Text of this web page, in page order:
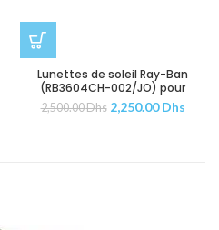
Lunettes de soleil Ray-Ban
(RB3604CH-002/JO) pour
Hommes
2,500.00Dhs 2,250.00Dhs